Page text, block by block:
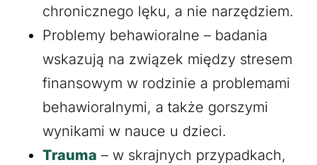
chronicznego lęku, a nie narzędziem.
Problemy behawioralne – badania
wskazują na związek między stresem
finansowym w rodzinie a problemami
behawioralnymi, a także gorszymi
wynikami w nauce u dzieci.
Trauma – w skrajnych przypadkach,